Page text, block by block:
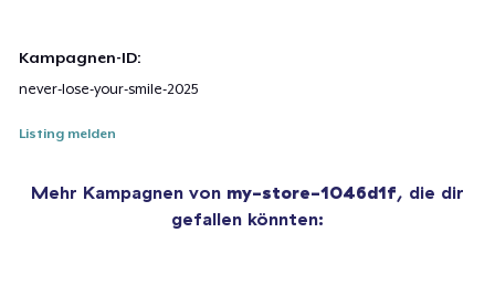
Kampagnen-ID:
never-lose-your-smile-2025
Listing melden
Mehr Kampagnen von my-store-1046d1f, die dir
gefallen könnten: